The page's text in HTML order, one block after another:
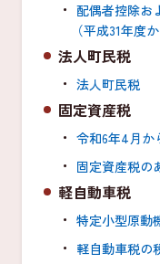
配偶者控除お
（平成31年度か
法人町民税
法人町民税
固定資産税
令和6年4月か
固定資産税の
軽自動車税
特定小型原動
軽自動車税の